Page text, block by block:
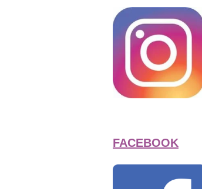
FACEBOOK